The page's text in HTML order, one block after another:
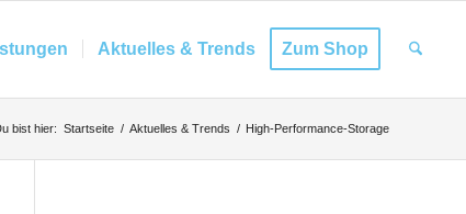
Aktuelles & Trends Zum Shop
bist hier: Startseite / Aktuelles & Trends / High-Performance-Storage